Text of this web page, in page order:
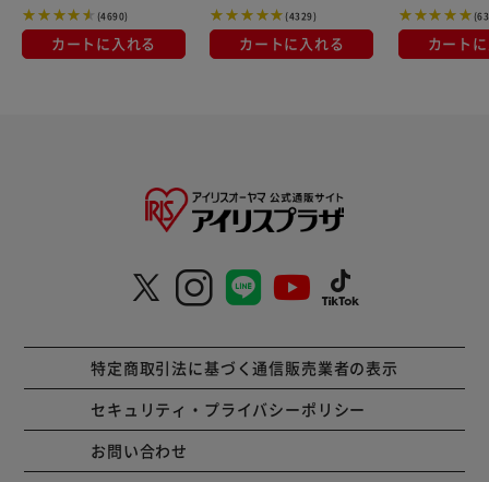
(4690)
カートに入れる
(4329)
カートに入れる カート
特定商取引法に基づく通信販売業者の表示
セキュリティ・プライバシーポリシー
お問い合わせ